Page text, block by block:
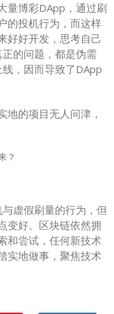
量博彩DApp，通过刷
的投机行为，而这样
好好开发，思考自己
的问题，都是伪需
，因而导致了DApp
地的项目无人问津，
虚假刷量的行为，但
变好。区块链依然拥
和尝试，任何新技术
实地做事，聚焦技术